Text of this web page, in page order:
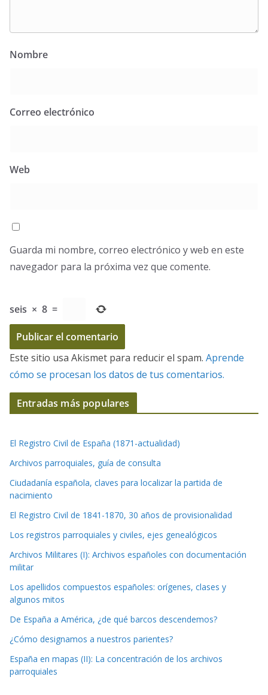
Nombre
Correo electrónico
Web
Guarda mi nombre, correo electrónico y web en este
navegador para la próxima vez que comente.
seis × 8 =
Este sitio usa Akismet para reducir el spam. Aprende
cómo se procesan los datos de tus comentarios.
Entradas más populares
El Registro Civil de España (1871-actualidad)
Archivos parroquiales, guía de consulta
Ciudadanía española, claves para localizar la partida de
nacimiento
El Registro Civil de 1841-1870, 30 años de provisionalidad
Los registros parroquiales y civiles, ejes genealógicos
Archivos Militares (I): Archivos españoles con documentación
militar
Los apellidos compuestos españoles: orígenes, clases y
algunos mitos
De España a América, ¿de qué barcos descendemos?
¿Cómo designamos a nuestros parientes?
España en mapas (II): La concentración de los archivos
parroquiales